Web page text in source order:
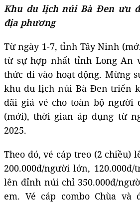
Khu du lịch núi Bà Đen ưu
địa phương
Từ ngày 1-7, tỉnh Tây Ninh
từ sự hợp nhất tỉnh Long An
thức đi vào hoạt động. Mừng
khu du lịch núi Bà Đen triển
đãi giá vé cho toàn bộ người
(mới), thời gian áp dụng từ
2025.
Theo đó, vé cáp treo (2 chiều)
200.000đ/người lớn,
lên đỉnh núi chỉ 350.000đ/
em. Vé cáp combo Chùa